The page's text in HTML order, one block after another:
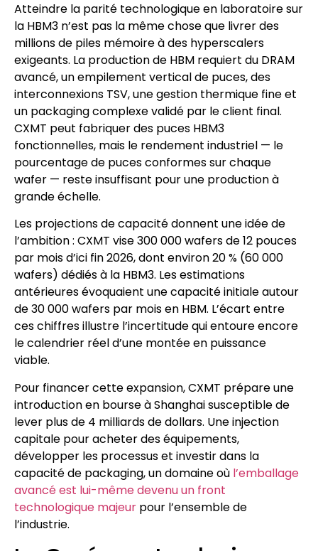
Atteindre la parité technologique en laboratoire sur
la HBM3 n’est pas la même chose que livrer des
millions de piles mémoire à des hyperscalers
exigeants. La production de HBM requiert du DRAM
avancé, un empilement vertical de puces, des
interconnexions TSV, une gestion thermique fine et
un packaging complexe validé par le client final.
CXMT peut fabriquer des puces HBM3
fonctionnelles, mais le rendement industriel — le
pourcentage de puces conformes sur chaque
wafer — reste insuffisant pour une production à
grande échelle.
Les projections de capacité donnent une idée de
l’ambition : CXMT vise 300 000 wafers de 12 pouces
par mois d’ici fin 2026, dont environ 20 % (60 000
wafers) dédiés à la HBM3. Les estimations
antérieures évoquaient une capacité initiale autour
de 30 000 wafers par mois en HBM. L’écart entre
ces chiffres illustre l’incertitude qui entoure encore
le calendrier réel d’une montée en puissance
viable.
Pour financer cette expansion, CXMT prépare une
introduction en bourse à Shanghai susceptible de
lever plus de 4 milliards de dollars. Une injection
capitale pour acheter des équipements,
développer les processus et investir dans la
capacité de packaging, un domaine où l’emballage
avancé est lui-même devenu un front
technologique majeur pour l’ensemble de
l’industrie.